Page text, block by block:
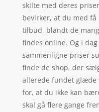
skilte med deres
bevirker, at du med
tilbud, blandt de
findes online. Og i
sammenligne priser
finde de shop, der
allerede fundet glæde
for, at du ikke kan
skal gå flere gange